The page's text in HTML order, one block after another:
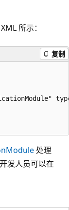
所示：
复制
处理
发人员可以在